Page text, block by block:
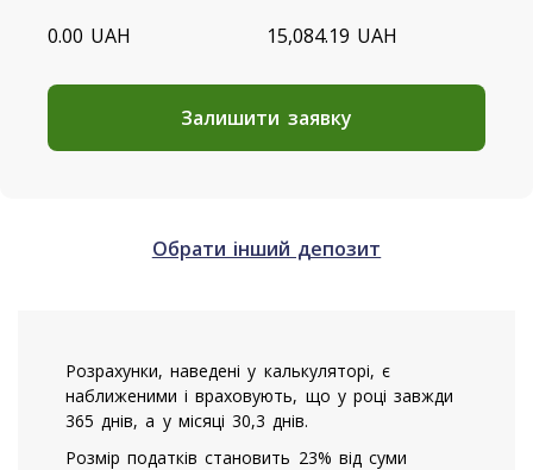
0.00 UAH 15,084.19 UAH
Залишити заявку
Обрати інший депозит
Розрахунки, наведені у калькуляторі, є
наближеними і враховують, що у році завжди
365 днів, а у місяці 30,3 днів.
Розмір податків становить 23% від суми